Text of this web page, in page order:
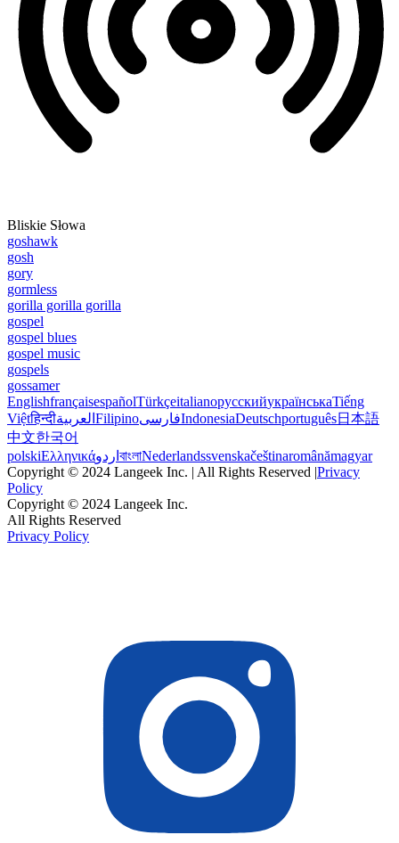
Bliskie Słowa
goshawk
gosh
gory
gormless
gorilla gorilla gorilla
gospel
gospel blues
gospel music
gospels
gossamer
EnglishfrançaisespañolTürkçeitalianoрусскийукраїнськаTiếng
Việtहिन्दीالعربية FilipinoفارسیIndonesiaDeutschportuguês日本語
中文한국어
polskiΕλληνικάاردو বাংলাNederlandssvenskačeštinaromânămagyar
Copyright © 2024 Langeek Inc. | All Rights Reserved |Privacy
Policy
Copyright © 2024 Langeek Inc.
All Rights Reserved
Privacy Policy